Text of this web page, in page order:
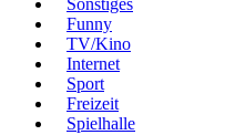
Sonstiges
Funny
TV/Kino
Internet
Sport
Freizeit
Spielhalle